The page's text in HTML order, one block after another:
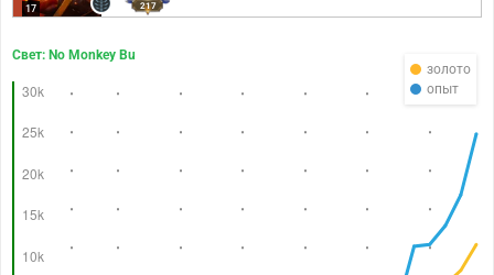
17 217
золото
опыт
Свет: No Monkey Bu